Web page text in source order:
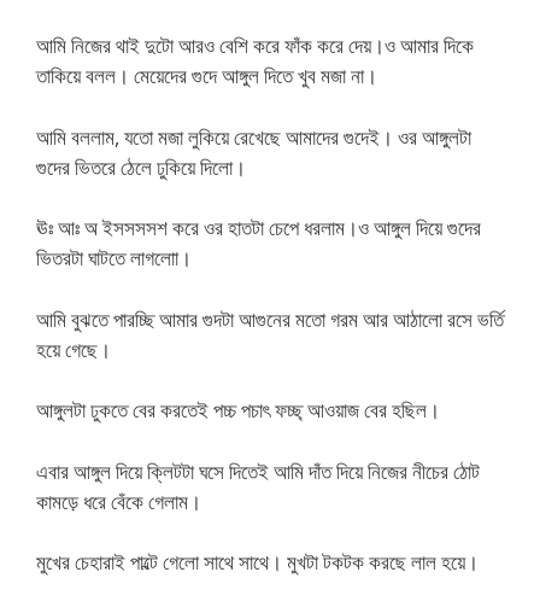
আমি নিজের থাই দুটো আরও বেশি করে ফাঁক করে দেয়।ও আমার দিকে
তাকিয়ে বলল। মেয়েদের গুদে আঙ্গুল দিতে খুব মজা না।
আমি বললাম, যতো মজা লুকিয়ে রেখেছে আমাদের গুদেই। ওর আঙ্গুলটা
গুদের ভিতরে ঠেলে ঢুকিয়ে দিলো।
ঊঃ আঃ অ ইসসসসশ করে ওর হাতটা চেপে ধরলাম।ও আঙ্গুল দিয়ে গুদের
ভিতরটা ঘাটতে লাগলাো।
আমি বুঝতে পারচ্ছি আমার গুদটা আগুনের মতো গরম আর আঠালো রসে ভর্তি
হয়ে গেছে।
আঙ্গুলটা ঢুকতে বের করতেই পচ্চ পচাৎ ফচ্ছ্ আওয়াজ বের হছিল।
এবার আঙ্গুল দিয়ে ক্লিটটা ঘসে দিতেই আমি দাঁত দিয়ে নিজের নীচের ঠোট
কামড়ে ধরে বেঁকে গেলাম।
মুখের চেহারাই পাল্টে গেলো সাথে সাথে। মুখটা টকটক করছে লাল হয়ে।